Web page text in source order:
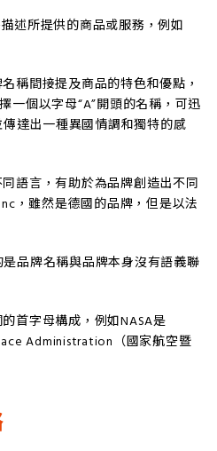
述所提供的商品或服務，例如
稱間接提及商品的特色和優點，
一個以字母“A”開頭的名稱，可迅
達出一種異國情調和獨特的感
語言，有助於為品牌創造出不同
，雖然是德國的品牌，但是以法
品牌名稱與品牌本身沒有語義聯
首字母構成，例如NASA是
Administration（國家航空暨